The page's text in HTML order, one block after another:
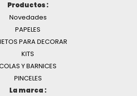
Productos :
Novedades
PAPELES
PARA DECORAR
KITS
Y BARNICES
PINCELES
La marca :